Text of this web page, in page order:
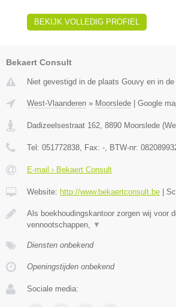
BEKIJK VOLLEDIG PROFIEL
Bekaert Consult
Niet gevestigd in de plaats Gouvy en in de
West-Vlaanderen » Moorslede | Google
Dadizeelsestraat 162 8890 Moorslede (
Tel: 051772838 , Fax: - , BTW-nr:
E-mail › Bekaert Consult
Website: http://www.bekaertconsult.be |
Als boekhoudingskantoor zorgen wij voor
vennootschappen,
▼
Diensten onbekend
Openingstijden onbekend
Sociale media: